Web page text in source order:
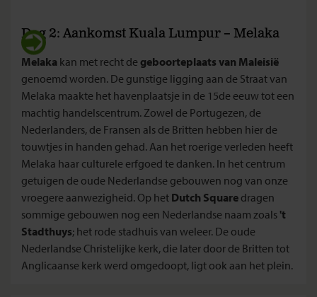
Dag 2: Aankomst Kuala Lumpur – Melaka
Melaka kan met recht de geboorteplaats van Maleisië
genoemd worden. De gunstige ligging aan de Straat van
Melaka maakte het havenplaatsje in de 15de eeuw tot een
machtig handelscentrum. Zowel de Portugezen, de
Nederlanders, de Fransen als de Britten hebben hier de
touwtjes in handen gehad. Aan het roerige verleden heeft
Melaka haar culturele erfgoed te danken. In het centrum
getuigen de oude Nederlandse gebouwen nog van onze
vroegere aanwezigheid. Op het Dutch Square dragen
sommige gebouwen nog een Nederlandse naam zoals 't
Stadthuys; het rode stadhuis van weleer. De oude
Nederlandse Christelijke kerk, die later door de Britten tot
Anglicaanse kerk werd omgedoopt, ligt ook aan het plein.